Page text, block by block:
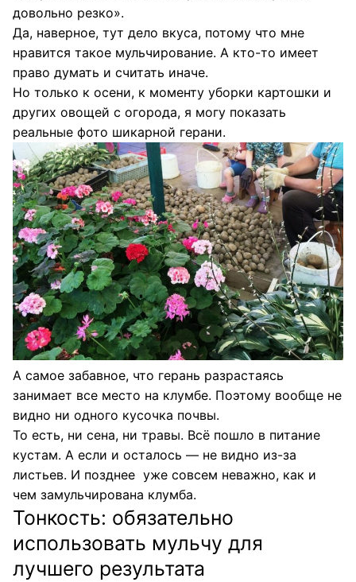
довольно резко».
Да, наверное, тут дело вкуса, потому что мне
нравится такое мульчирование. А кто-то имеет
право думать и считать иначе.
Но только к осени, к моменту уборки картошки и
других овощей с огорода, я могу показать
реальные фото шикарной герани.
А самое забавное, что герань разрастаясь
занимает все место на клумбе. Поэтому вообще не
видно ни одного кусочка почвы.
То есть, ни сена, ни травы. Всё пошло в питание
кустам. А если и осталось — не видно из-за
листьев. И позднее уже совсем неважно, как и
чем замульчирована клумба.
Тонкость: обязательно
использовать мульчу для
лучшего результата